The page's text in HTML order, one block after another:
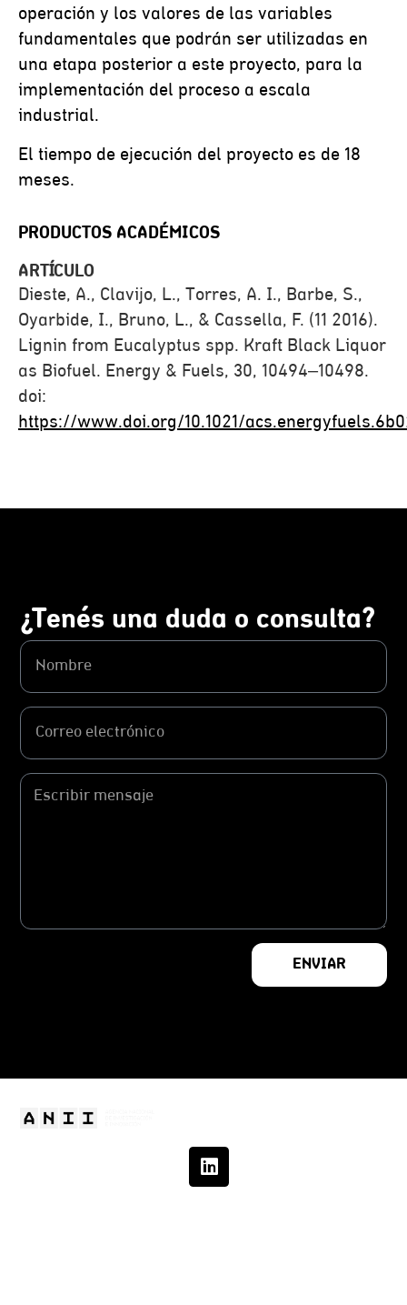
operación y los valores de las variables
fundamentales que podrán ser utilizadas en
una etapa posterior a este proyecto, para la
implementación del proceso a escala
industrial.
El tiempo de ejecución del proyecto es de 18
meses.
PRODUCTOS ACADÉMICOS
ARTÍCULO
Dieste, A., Clavijo, L., Torres, A. I., Barbe, S.,
Oyarbide, I., Bruno, L., & Cassella, F. (11 2016).
Lignin from Eucalyptus spp. Kraft Black Liquor
as Biofuel. Energy & Fuels, 30, 10494–10498.
doi:
https://www.doi.org/10.1021/
¿Tenés una duda o consulta?
ENVIAR